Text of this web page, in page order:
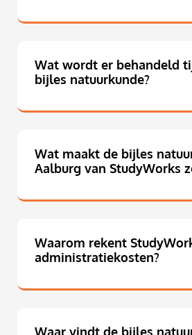
Wat wordt er behandeld
bijles natuurkunde?
Wat maakt de bijles
Aalburg van StudyWorks
Waarom rekent
administratiekosten?